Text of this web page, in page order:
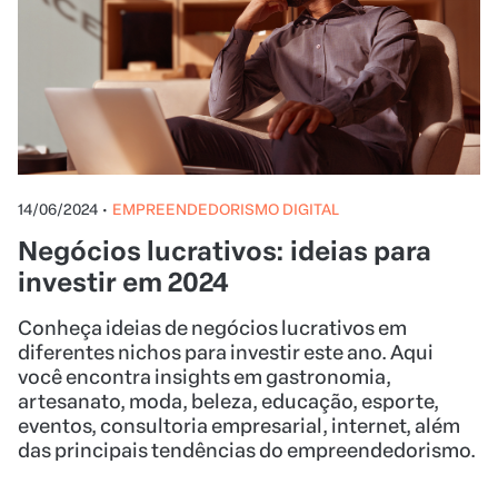
14/06/2024 • EMPREENDEDORISMO DIGITAL
Negócios lucrativos: ideias para
investir em 2024
Conheça ideias de negócios lucrativos em
diferentes nichos para investir este ano. Aqui
você encontra insights em gastronomia,
artesanato, moda, beleza, educação, esporte,
eventos, consultoria empresarial, internet, além
das principais tendências do empreendedorismo.